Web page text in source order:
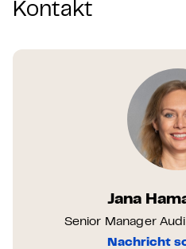
Kontakt
Jana
Senior Manager
Nachricht